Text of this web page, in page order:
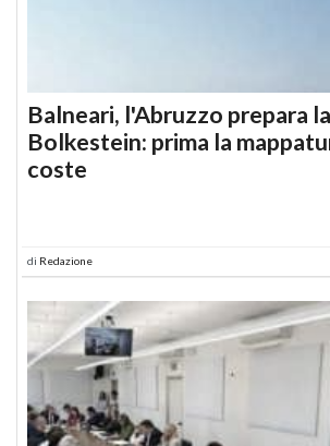
Balneari, l'Abruzzo prepara
Bolkestein: prima la
coste
di Redazione